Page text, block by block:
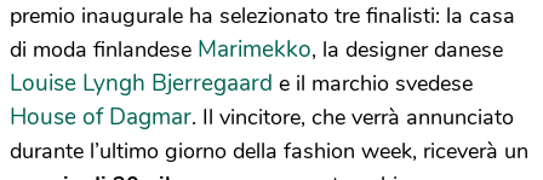
premio inaugurale ha selezionato tre finalisti: la casa
di moda finlandese Marimekko, la designer danese
Louise Lyngh Bjerregaard e il marchio svedese
House of Dagmar. Il vincitore, che verrà annunciato
durante l’ultimo giorno della fashion week, riceverà un